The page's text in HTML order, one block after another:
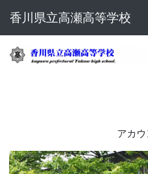
香川県立高瀬高等学校
アカ